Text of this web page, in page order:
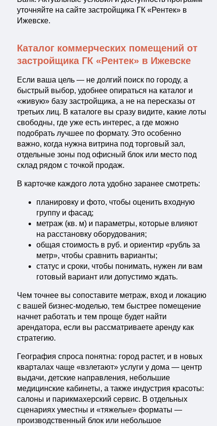
уточняйте на сайте застройщика ГК «Рентек» в
Ижевске.
Каталог коммерческих помещений от
застройщика ГК «Рентек» в Ижевске
Если ваша цель — не долгий поиск по городу, а
быстрый выбор, удобнее опираться на каталог и
«живую» базу застройщика, а не на пересказы от
третьих лиц. В каталоге вы сразу видите, какие лоты
свободны, где уже есть интерес, а где можно
подобрать лучшее по формату. Это особенно
важно, когда нужна витрина под торговый зал,
отдельные зоны под офисный блок или место под
склад рядом с точкой продаж.
В карточке каждого лота удобно заранее смотреть:
планировку и фото, чтобы оценить входную
группу и фасад;
метраж (кв. м) и параметры, которые влияют
на расстановку оборудования;
общая стоимость в руб. и ориентир «рубль за
метр», чтобы сравнить варианты;
статус и сроки, чтобы понимать, нужен ли вам
готовый вариант или допустимо ждать.
Чем точнее вы сопоставите метраж, вход и локацию
с вашей бизнес-моделью, тем быстрее помещение
начнет работать и тем проще будет найти
арендатора, если вы рассматриваете аренду как
стратегию.
География спроса понятна: город растет, и в новых
кварталах чаще «взлетают» услуги у дома — центр
выдачи, детские направления, небольшие
медицинские кабинеты, а также индустрия красоты:
салоны и парикмахерский сервис. В отдельных
сценариях уместны и «тяжелые» форматы —
производственный блок или небольшое